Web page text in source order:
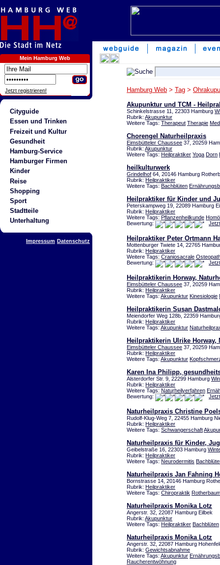
Mein Hamburg Web
Jetzt registrieren!
Cityguide
Essen und Trinken
Freizeit und Kultur
Gesundheit
Hamburg-Service
Hamburger Firmen
Kinder
Reise
Shopping
Sport
Stadtteile
Unterhaltung
Impressum Datenschutz
Hamburg Web > Tag >
Akupunktur und TCM -
Schinkelstrasse 11, 22303 Hamburg
Rubrik: Akupunktur
Weitere Tags: Therapeut Therapie
Chorengel Naturheilpraxis
Eimsbütteler Chaussee 37, 20259
Rubrik: Akupunktur
Weitere Tags: Heilpraktiker Yoga Dorn
heilkulturwerk
Grindelhof 64, 20146 Hamburg
Rubrik: Heilpraktiker
Weitere Tags: Bachblüten
Heilpraktiker für Kinder und
Peterskampweg 19, 22089 Hamburg
Rubrik: Heilpraktiker
Weitere Tags: Pflanzenheilkunde
Bewertung:
Heilpraktiker Peter Ortmann
Mottenburger Twiete 14, 22765
Rubrik: Heilpraktiker
Weitere Tags: Craniosacrale
Bewertung:
Heilpraktikerin Horway,
Eimsbütteler Chaussee 37, 20259
Rubrik: Heilpraktiker
Weitere Tags: Akupunktur Kinesiologie
Heilpraktikerin Susan
Meiendorfer Weg 128b, 22359
Rubrik: Heilpraktiker
Weitere Tags: Akupunktur
Heilpraktikerin Ulrike Horway,
Eimsbütteler Chaussee 37, 20259
Rubrik: Heilpraktiker
Weitere Tags: Akupunktur
Karen Ina Philipp,
Alsterdorfer Str. 9, 22299 Hamburg
Rubrik: Heilpraktiker
Weitere Tags: Naturheilverfahren
Bewertung:
Naturheilpraxis Christine
Rudolf-Klug-Weg 7, 22455 Hamburg
Rubrik: Heilpraktiker
Weitere Tags: Schwangerschaft
Naturheilpraxis für Kinder,
Geibelstraße 16, 22303 Hamburg
Rubrik: Heilpraktiker
Weitere Tags: Neurodermitis
Naturheilpraxis Jan Fahning
Bornstrasse 14, 20146 Hamburg
Rubrik: Heilpraktiker
Weitere Tags: Chiropraktik
Naturheilpraxis Monika Lotz
Angerstr. 32, 22087 Hamburg Eilbek
Rubrik: Akupunktur
Weitere Tags: Heilpraktiker Bachblüten
Naturheilpraxis Monika Lotz
Angerstr. 32, 22087 Hamburg
Rubrik: Gewichtsabnahme
Weitere Tags: Akupunktur
Raucherentwöhnung